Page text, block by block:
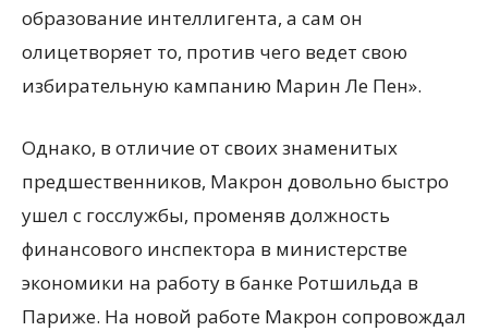
образование интеллигента, а сам он
олицетворяет то, против чего ведет свою
избирательную кампанию Марин Ле Пен».
Однако, в отличие от своих знаменитых
предшественников, Макрон довольно быстро
ушел с госслужбы, променяв должность
финансового инспектора в министерстве
экономики на работу в банке Ротшильда в
Париже. На новой работе Макрон сопровождал